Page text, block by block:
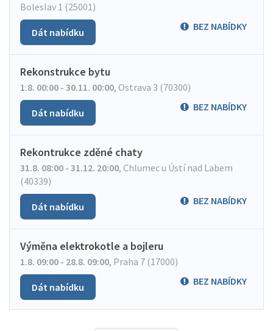
Boleslav 1 (25001)
BEZ NABÍDKY
Dát nabídku
Rekonstrukce bytu
1.8. 00:00 - 30.11. 00:00, Ostrava 3 (70300)
BEZ NABÍDKY
Dát nabídku
Rekontrukce zděné chaty
31.8. 08:00 - 31.12. 20:00, Chlumec u Ústí nad Labem
(40339)
BEZ NABÍDKY
Dát nabídku
Výměna elektrokotle a bojleru
1.8. 09:00 - 28.8. 09:00, Praha 7 (17000)
BEZ NABÍDKY
Dát nabídku